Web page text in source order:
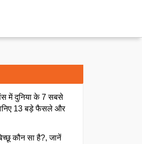
में दुनिया के 7 सबसे
13 बड़े फैसले और
कौन सा है?, जानें